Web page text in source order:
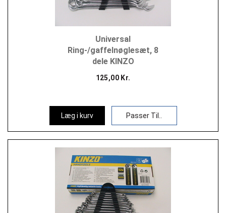
Universal
Ring-/gaffelnøglesæt, 8
dele KINZO
125,00 Kr.
Læg i kurv Passer Til..